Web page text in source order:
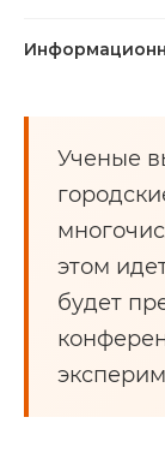
КУЛЬТУРА
НОВОСТИ
Ученые
этом
будет